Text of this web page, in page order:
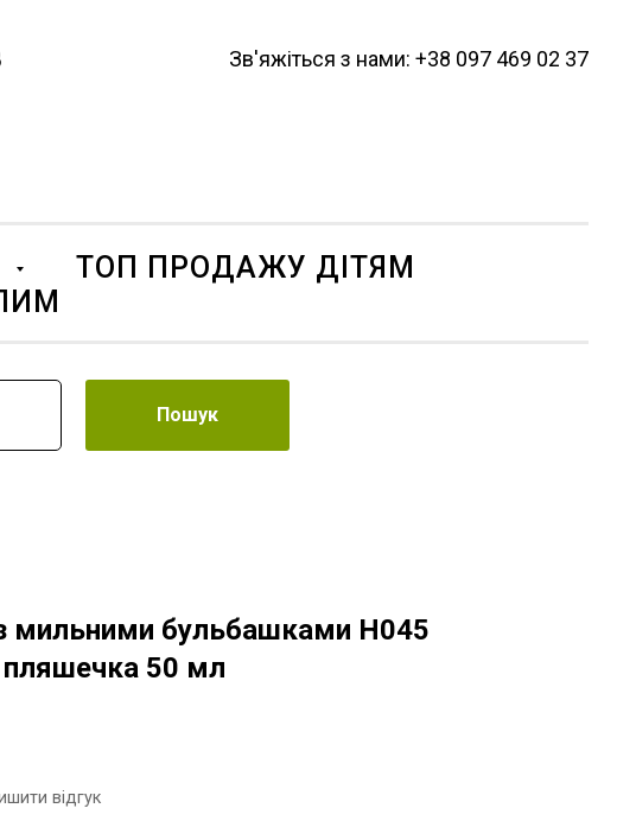
Зв'яжіться з нами: +38 097 469 02 37
ТОП ПРОДАЖУ ДІТЯМ
Пошук
мильними бульбашками H045
пляшечка 50 мл
відгук